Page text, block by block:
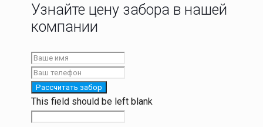
Узнайте цену забора в нашей
компании
Рассчитать забор
This field should be left blank